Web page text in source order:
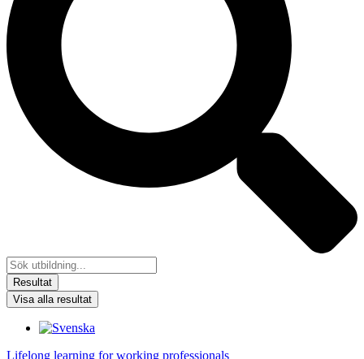
Resultat
Visa alla resultat
Lifelong learning for working professionals